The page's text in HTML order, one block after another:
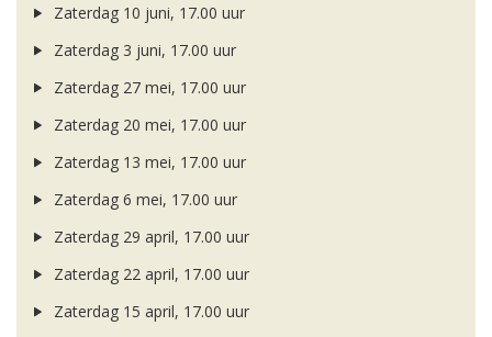
Zaterdag 10 juni, 17.00 uur
Zaterdag 3 juni, 17.00 uur
Zaterdag 27 mei, 17.00 uur
Zaterdag 20 mei, 17.00 uur
Zaterdag 13 mei, 17.00 uur
Zaterdag 6 mei, 17.00 uur
Zaterdag 29 april, 17.00 uur
Zaterdag 22 april, 17.00 uur
Zaterdag 15 april, 17.00 uur